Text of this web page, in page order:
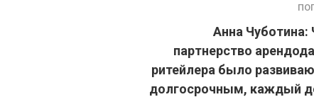
Анна
партнерство
ритейлера было
долгосрочным, каждый